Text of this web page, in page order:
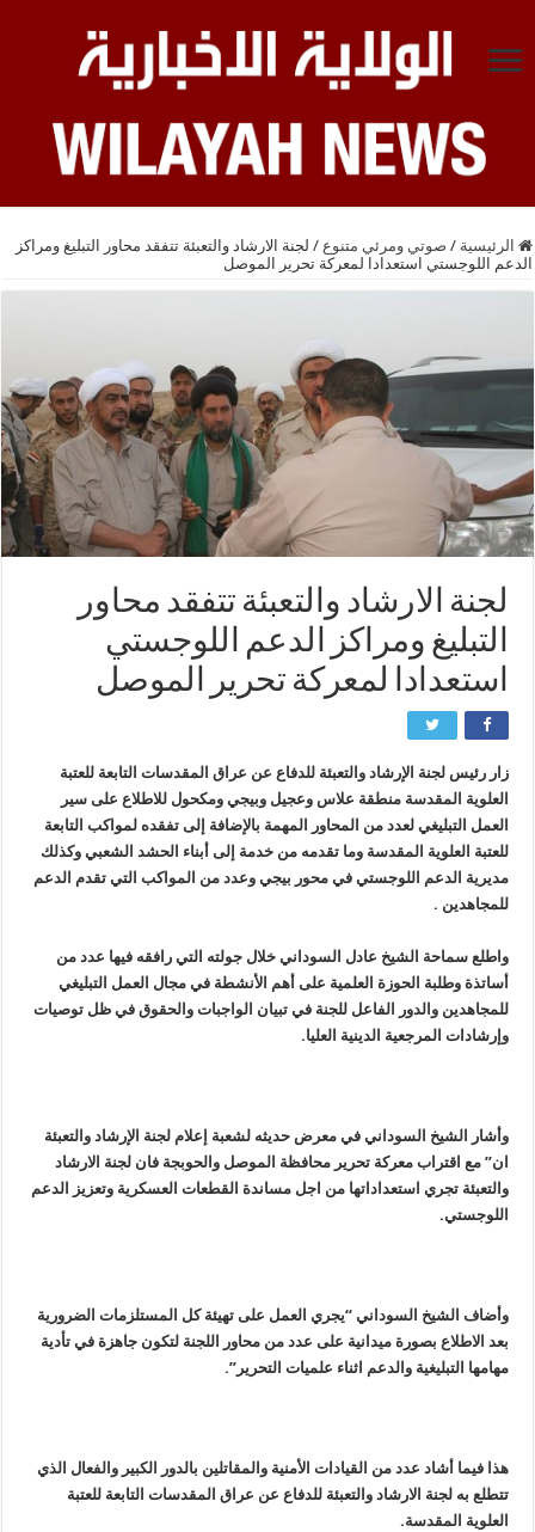
الرئيسية / صوتي ومرئي متنوع / لجنة الارشاد والتعبئة تتفقد محاور التبليغ ومراكز
الدعم اللوجستي استعدادا لمعركة تحرير الموصل
لجنة الارشاد والتعبئة تتفقد محاور
التبليغ ومراكز الدعم اللوجستي
استعدادا لمعركة تحرير الموصل
زار رئيس لجنة الإرشاد والتعبئة للدفاع عن عراق المقدسات التابعة للعتبة
العلوية المقدسة منطقة علاس وعجيل وبيجي ومكحول للاطلاع على سير
العمل التبليغي لعدد من المحاور المهمة بالإضافة إلى تفقده لمواكب التابعة
للعتبة العلوية المقدسة وما تقدمه من خدمة إلى أبناء الحشد الشعبي وكذلك
مديرية الدعم اللوجستي في محور بيجي وعدد من المواكب التي تقدم الدعم
للمجاهدين .
واطلع سماحة الشيخ عادل السوداني خلال جولته التي رافقه فيها عدد من
أساتذة وطلبة الحوزة العلمية على أهم الأنشطة في مجال العمل التبليغي
للمجاهدين والدور الفاعل للجنة في تبيان الواجبات والحقوق في ظل توصيات
وإرشادات المرجعية الدينية العليا.
وأشار الشيخ السوداني في معرض حديثه لشعبة إعلام لجنة الإرشاد والتعبئة
ان” مع اقتراب معركة تحرير محافظة الموصل والحوبجة فان لجنة الارشاد
والتعبئة تجري استعداداتها من اجل مساندة القطعات العسكرية وتعزيز الدعم
اللوجستي.
وأضاف الشيخ السوداني “يجري العمل على تهيئة كل المستلزمات الضرورية
بعد الاطلاع بصورة ميدانية على عدد من محاور اللجنة لتكون جاهزة في تأدية
مهامها التبليغية والدعم اثناء علميات التحرير”.
هذا فيما أشاد عدد من القيادات الأمنية والمقاتلين بالدور الكبير والفعال الذي
تتطلع به لجنة الارشاد والتعبئة للدفاع عن عراق المقدسات التابعة للعتبة
العلوية المقدسة.